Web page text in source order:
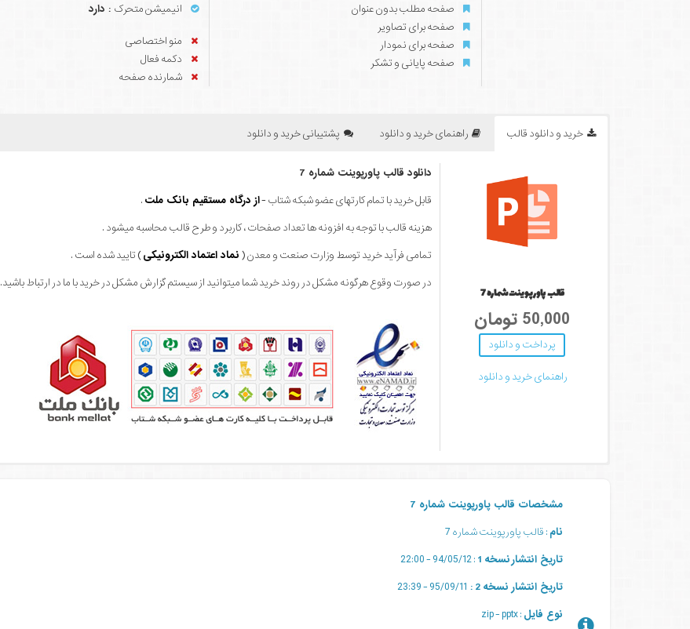
صفحه مطلب بدون عنوان
صفحه برای تصاویر
صفحه برای نمودار
صفحه پایانی و تشکر
انیمیشن متحرک : دارد
منو اختصاصی
دکمه فعال
شمارنده صفحه
خرید و دانلود قالب راهنمای خرید و دانلود پشتیبانی خرید و دانلود
قالب پاورپوینت شماره 7
50,000 تومان
پرداخت و دانلود
راهنمای خرید و دانلود
دانلود قالب پاورپوینت شماره 7
قابل خرید با تمام کارتهای عضو شبکه شتاب -از درگاه مستقیم بانک ملت .
هزینه قالب با توجه به افزونه ها تعداد صفحات ، کاربرد و طرح قالب محاسبه میشود .
تمامی فرآید خرید توسط وزارت صنعت و معدن ( نماد اعتماد الکترونیکی) تایید شده است .
در صورت وقوع هرگونه مشکل در روند خرید شما میتوانید از سیستم گزارش مشکل در خرید با ما در ارتباط باشید.
مشخصات قالب پاورپوینت شماره 7
نام : قالب پاورپوینت شماره 7
تاریخ انتشارنسخه 1
: 94/05/12 - 22:00
تاریخ انتشار نسخه 2 :
95/09/11 - 23:39
نوع فایل : zip - pptx